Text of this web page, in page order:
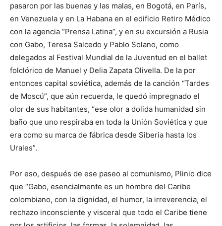
pasaron por las buenas y las malas, en Bogotá, en París,
en Venezuela y en La Habana en el edificio Retiro Médico
con la agencia “Prensa Latina”, y en su excursión a Rusia
con Gabo, Teresa Salcedo y Pablo Solano, como
delegados al Festival Mundial de la Juventud en el ballet
folclórico de Manuel y Delia Zapata Olivella. De la por
entonces capital soviética, además de la canción “Tardes
de Moscú”, que aún recuerda, le quedó impregnado el
olor de sus habitantes, “ese olor a dolida humanidad sin
baño que uno respiraba en toda la Unión Soviética y que
era como su marca de fábrica desde Siberia hasta los
Urales”.
Por eso, después de ese paseo al comunismo, Plinio dice
que “Gabo, esencialmente es un hombre del Caribe
colombiano, con la dignidad, el humor, la irreverencia, el
rechazo inconsciente y visceral que todo el Caribe tiene